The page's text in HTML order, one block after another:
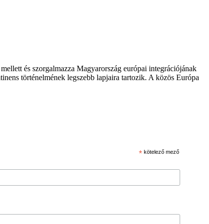
és szorgalmazza Magyarország európai integrációjának
történelmének legszebb lapjaira tartozik. A közös Európa
* kötelező mező